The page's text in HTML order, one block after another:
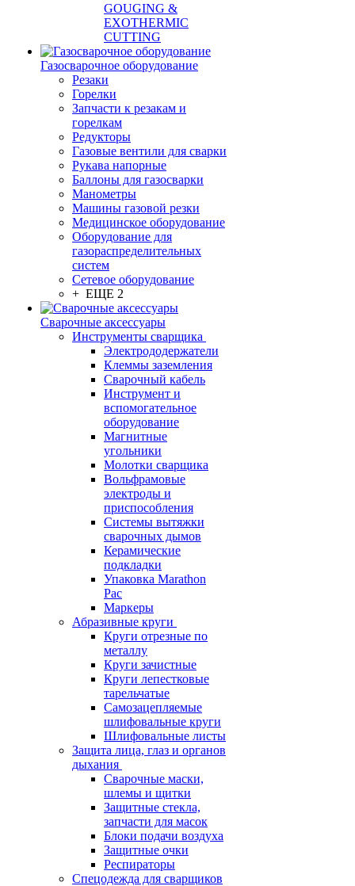
GOUGING &
EXOTHERMIC
CUTTING
Газосварочное оборудование
Резаки
Горелки
Запчасти к резакам и
горелкам
Редукторы
Газовые вентили для сварки
Рукава напорные
Баллоны для газосварки
Манометры
Машины газовой резки
Медицинское оборудование
Оборудование для
газораспределительных
систем
Сетевое оборудование
+ ЕЩЕ 2
Сварочные аксессуары
Инструменты сварщика
Электрододержатели
Клеммы заземления
Сварочный кабель
Инструмент и
вспомогательное
оборудование
Магнитные
угольники
Молотки сварщика
Вольфрамовые
электроды и
приспособления
Системы вытяжки
сварочных дымов
Керамические
подкладки
Упаковка Marathon
Pac
Маркеры
Абразивные круги
Круги отрезные по
металлу
Круги зачистные
Круги лепестковые
тарельчатые
Самозацепляемые
шлифовальные круги
Шлифовальные листы
Защита лица, глаз и органов
дыхания
Сварочные маски,
шлемы и щитки
Защитные стекла,
запчасти для масок
Блоки подачи воздуха
Защитные очки
Респираторы
Спецодежда для сварщиков